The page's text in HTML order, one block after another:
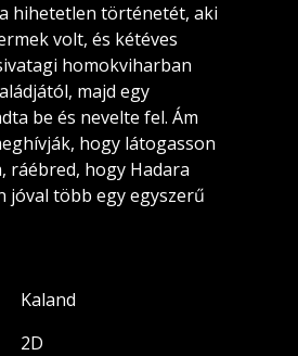
hihetetlen történetét, aki
volt, és kétéves
homokviharban
majd egy
be és nevelte fel. Ám
hogy látogasson
ráébred, hogy Hadara
jóval több egy egyszerű
Kaland
2D